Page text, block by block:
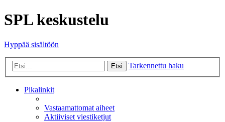
SPL keskustelu
Hyppää sisältöön
Etsi Tarkennettu haku
Pikalinkit
Vastaamattomat aiheet
Aktiiviset viestiketjut